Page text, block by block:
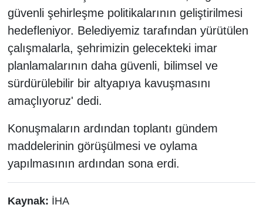
güvenli şehirleşme politikalarının geliştirilmesi
hedefleniyor. Belediyemiz tarafından yürütülen
çalışmalarla, şehrimizin gelecekteki imar
planlamalarının daha güvenli, bilimsel ve
sürdürülebilir bir altyapıya kavuşmasını
amaçlıyoruz' dedi.
Konuşmaların ardından toplantı gündem
maddelerinin görüşülmesi ve oylama
yapılmasının ardından sona erdi.
Kaynak: İHA